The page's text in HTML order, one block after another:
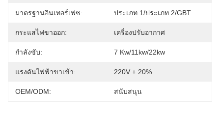
มาตรฐานอินเทอร์เฟซ: ประเภท 1/ประเภท 2/GBT
กระแสไฟขาออก: เครื่องปรับอากาศ
กำลังขับ: 7 Kw/11kw/22kw
แรงดันไฟฟ้าขาเข้า: 220V ± 20%
OEM/ODM: สนับสนุน